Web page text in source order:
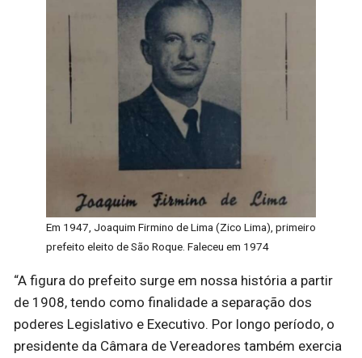
Em 1947, Joaquim Firmino de Lima (Zico Lima), primeiro
prefeito eleito de São Roque. Faleceu em 1974
“A figura do prefeito surge em nossa história a partir
de 1908, tendo como finalidade a separação dos
poderes Legislativo e Executivo. Por longo período, o
presidente da Câmara de Vereadores também exercia